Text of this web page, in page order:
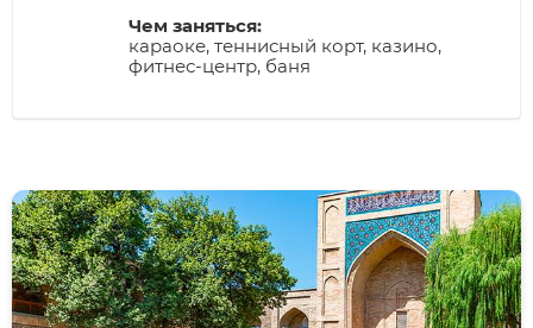
Чем заняться:
караоке, теннисный корт, казино,
фитнес-центр, баня